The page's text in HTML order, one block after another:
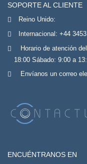
SOPORTE AL CLIENTE
Reino Unido:
Internacional: +44
Horario de atención
18:00 Sábado: 9:00 a
Envíanos un correo
ENCUÉNTRANOS EN